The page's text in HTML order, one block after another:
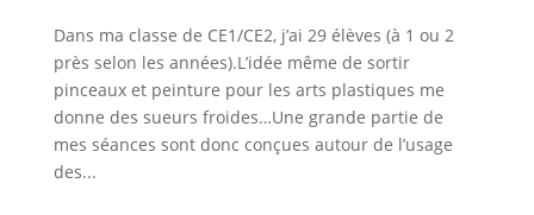
Dans ma classe de CE1/CE2, j’ai 29 élèves (à 1 ou 2
près selon les années).L’idée même de sortir
pinceaux et peinture pour les arts plastiques me
donne des sueurs froides…Une grande partie de
mes séances sont donc conçues autour de l’usage
des...